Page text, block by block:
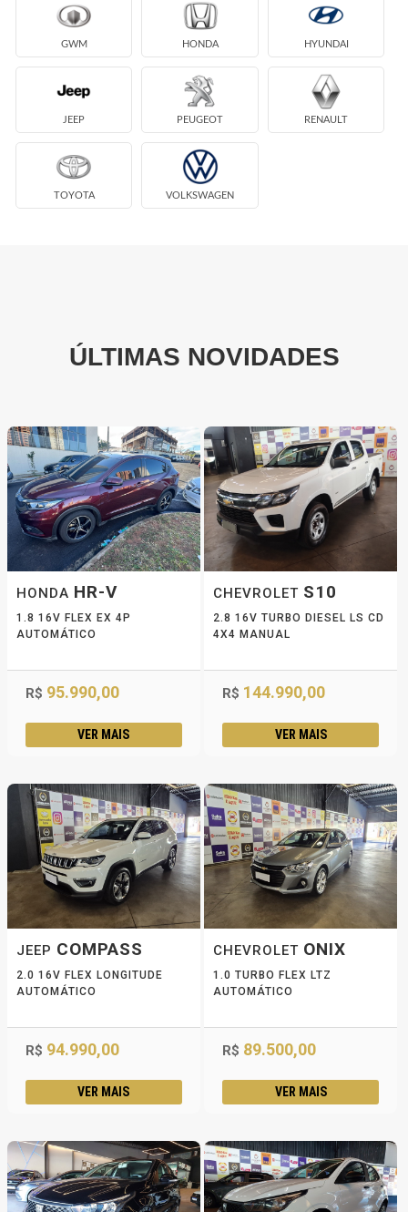
GWM HONDA HYUNDAI
JEEP PEUGEOT RENAULT
TOYOTA VOLKSWAGEN
ÚLTIMAS NOVIDADES
HONDA HR-V
1.8 16V FLEX EX 4P
AUTOMÁTICO
R$ 95.990,00
VER MAIS
CHEVROLET S10
2.8 16V TURBO DIESEL LS CD
4X4 MANUAL
R$ 144.990,00
VER MAIS
JEEP COMPASS
2.0 16V FLEX LONGITUDE
AUTOMÁTICO
R$ 94.990,00
VER MAIS
CHEVROLET ONIX
1.0 TURBO FLEX LTZ
AUTOMÁTICO
R$ 89.500,00
VER MAIS